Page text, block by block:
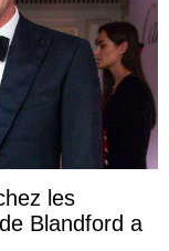
les
Blandford a